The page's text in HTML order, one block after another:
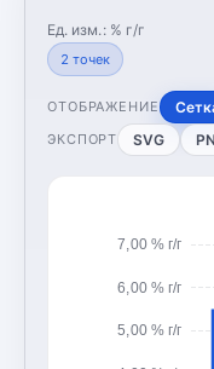
Ед. изм.: % г/г
2 точек
ОТОБРАЖЕНИЕ
ЭКСПОРТ SVG
5,00 % г/г
6,00 % г/г
7,00 % г/г